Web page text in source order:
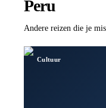
Peru
Andere reizen die je
Cultuur